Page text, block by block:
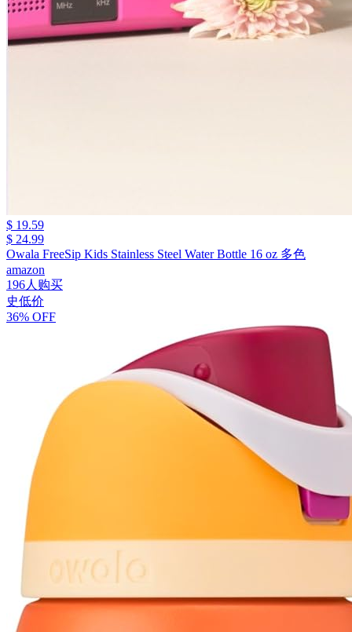
$ 19.59
$ 24.99
Owala FreeSip Kids Stainless Steel Water Bottle 16 oz 多色
amazon
196人购买
史低价
36% OFF